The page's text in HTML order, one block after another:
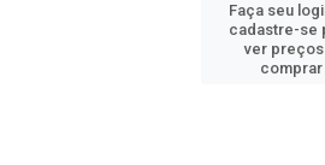
Faça seu
cadastre-se
ver preços
comprar